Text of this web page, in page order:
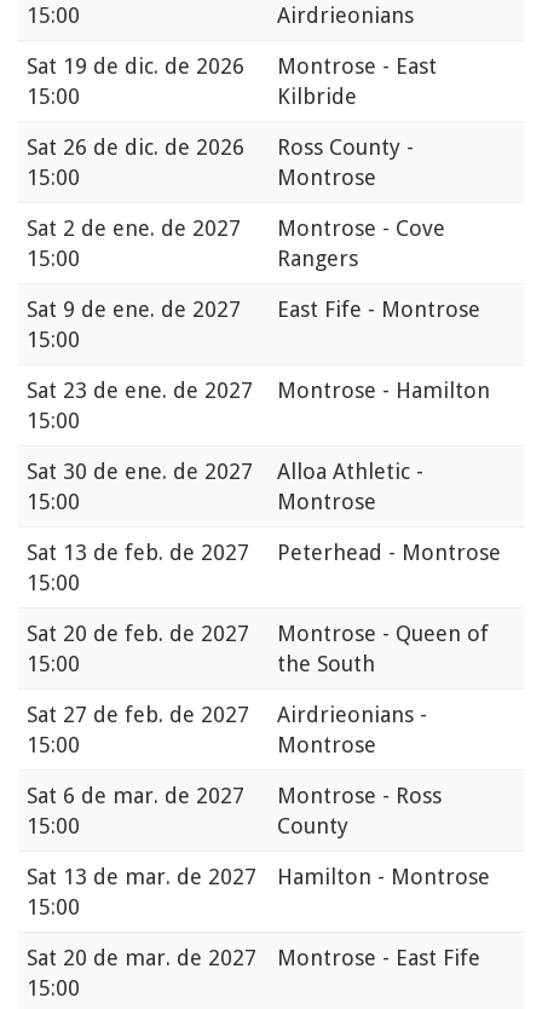
15:00
Airdrieonians
Sat 19 de dic. de 2026
15:00
Montrose - East
Kilbride
Sat 26 de dic. de 2026
15:00
Ross County -
Montrose
Sat 2 de ene. de 2027
15:00
Montrose - Cove
Rangers
Sat 9 de ene. de 2027
15:00
East Fife - Montrose
Sat 23 de ene. de 2027
15:00
Montrose - Hamilton
Sat 30 de ene. de 2027
15:00
Alloa Athletic -
Montrose
Sat 13 de feb. de 2027
15:00
Peterhead - Montrose
Sat 20 de feb. de 2027
15:00
Montrose - Queen of
the South
Sat 27 de feb. de 2027
15:00
Airdrieonians -
Montrose
Sat 6 de mar. de 2027
15:00
Montrose - Ross
County
Sat 13 de mar. de 2027
15:00
Hamilton - Montrose
Sat 20 de mar. de 2027
15:00
Montrose - East Fife